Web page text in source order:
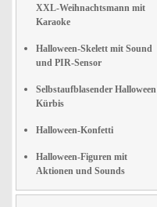
XXL-Weihnachtsmann mit
Karaoke
Halloween-Skelett mit Sound
und PIR-Sensor
Selbstaufblasender Halloween
Kürbis
Halloween-Konfetti
Halloween-Figuren mit
Aktionen und Sounds